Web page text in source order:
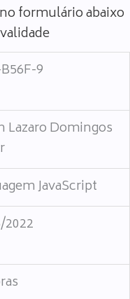
formulário abaixo
9
Lazaro Domingos
JavaScript
2022